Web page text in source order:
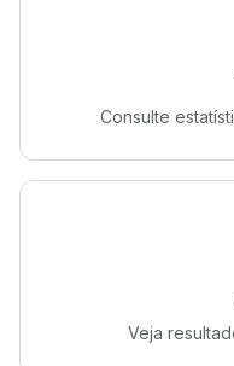
Consulte
Veja